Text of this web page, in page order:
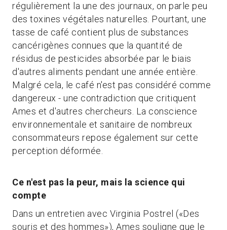
régulièrement la une des journaux, on parle peu
des toxines végétales naturelles. Pourtant, une
tasse de café contient plus de substances
cancérigènes connues que la quantité de
résidus de pesticides absorbée par le biais
d'autres aliments pendant une année entière.
Malgré cela, le café n'est pas considéré comme
dangereux - une contradiction que critiquent
Ames et d'autres chercheurs. La conscience
environnementale et sanitaire de nombreux
consommateurs repose également sur cette
perception déformée.
Ce n'est pas la peur, mais la science qui
compte
Dans un entretien avec Virginia Postrel («Des
souris et des hommes»), Ames souligne que le